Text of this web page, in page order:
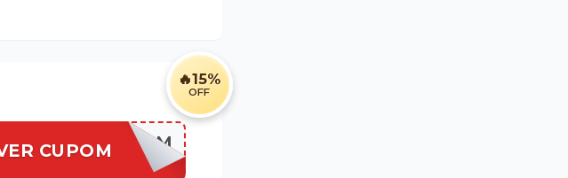
🔥15%
OFF
CUPOM[CUPOM
INSERIDO]